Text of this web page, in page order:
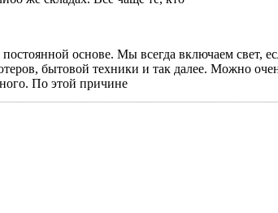
основе. Мы всегда включаем свет,
бытовой техники и так далее. Можно
По этой причине